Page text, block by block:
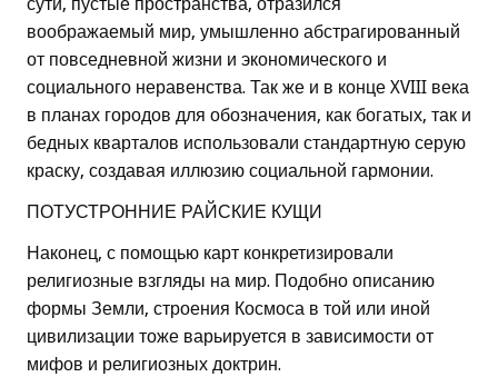
сути, пустые пространства, отразился
воображаемый мир, умышленно абстрагированный
от повседневной жизни и экономического и
социального неравенства. Так же и в конце XVIII века
в планах городов для обозначения, как богатых, так и
бедных кварталов использовали стандартную серую
краску, создавая иллюзию социальной гармонии.
ПОТУСТРОННИЕ РАЙСКИЕ КУЩИ
Наконец, с помощью карт конкретизировали
религиозные взгляды на мир. Подобно описанию
формы Земли, строения Космоса в той или иной
цивилизации тоже варьируется в зависимости от
мифов и религиозных доктрин.